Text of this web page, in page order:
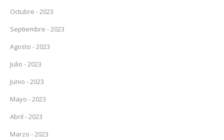
Octubre - 2023
Septiembre - 2023
Agosto - 2023
Julio - 2023
Junio - 2023
Mayo - 2023
Abril - 2023
Marzo - 2023